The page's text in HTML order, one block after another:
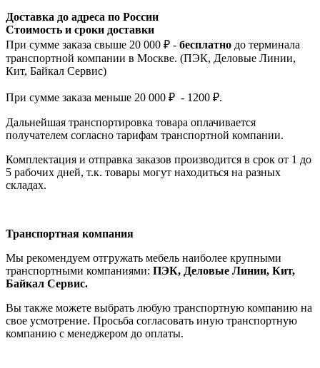
Доставка до адреса по России
Стоимость и сроки доставки
При сумме заказа свыше 20 000 ₽ - бесплатно до терминала
транспортной компании в Москве. (ПЭК, Деловые Линии,
Кит, Байкал Сервис)
При сумме заказа меньше 20 000 ₽ - 1200 ₽.
Дальнейшая транспортировка товара оплачивается
получателем согласно тарифам транспортной компании.
Комплектация и отправка заказов производится в срок от 1 до
5 рабочих дней, т.к. товары могут находиться на разных
складах.
Транспортная компания
Мы рекомендуем отгружать мебель наиболее крупными
транспортными компаниями: ПЭК, Деловые Линии, Кит,
Байкал Сервис.
Вы также можете выбрать любую транспортную компанию на
свое усмотрение. Просьба согласовать иную транспортную
компанию с менеджером до оплаты.